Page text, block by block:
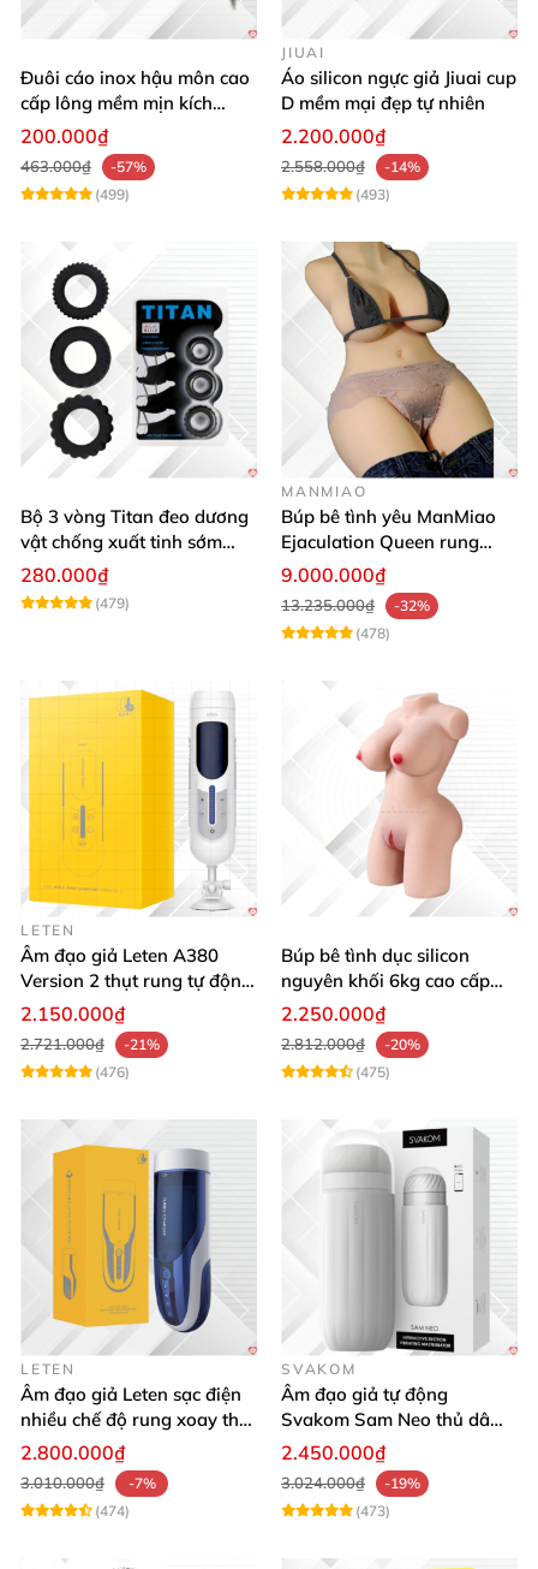
Đuôi cáo inox hậu môn cao
cấp lông mềm mịn kích
thích khoái cảm
200.000₫
463.000₫
-57%
(499)
JIUAI
Áo silicon ngực giả Jiuai cup
D mềm mại đẹp tự nhiên
2.200.000₫
2.558.000₫
-14%
(493)
Bộ 3 vòng Titan đeo dương
vật chống xuất tinh sớm
silicon y tế tăng hưng phấn
280.000₫
(479)
MANMIAO
Búp bê tình yêu ManMiao
Ejaculation Queen rung
cảm biến sưởi ấm phun
nước thông minh
9.000.000₫
13.235.000₫
-32%
(478)
LETEN
Âm đạo giả Leten A380
Version 2 thụt rung tự động,
cảm giác thật
2.150.000₫
2.721.000₫
-21%
(476)
Búp bê tình dục silicon
nguyên khối 6kg cao cấp
hot giá tốt
2.250.000₫
2.812.000₫
-20%
(475)
LETEN
Âm đạo giả Leten sạc điện
nhiều chế độ rung xoay thụt
rên rỉ
2.800.000₫
3.010.000₫
-7%
(474)
SVAKOM
Âm đạo giả tự động
Svakom Sam Neo thủ dâm
rung mút app điện thoại
2.450.000₫
3.024.000₫
-19%
(473)